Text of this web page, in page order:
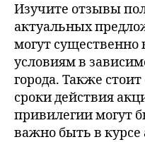
Изучите отзывы
актуальных
могут существенно
условиям в
города. Также
сроки действия
привилегии могут
важно быть в